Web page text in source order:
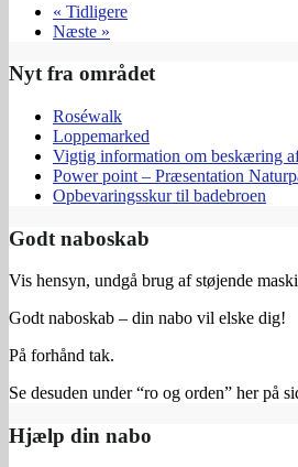
« Tidligere
Næste »
Nyt fra området
Roséwalk
Loppemarked
Vigtig information om beskæring
Power point – Præsentation
Opbevaringsskur til badebroen
Godt naboskab
Vis hensyn, undgå brug af støjende
Godt naboskab – din nabo vil elske dig!
På forhånd tak.
Se desuden under “ro og orden” her på
Hjælp din nabo